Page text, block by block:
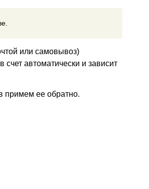
или самовывоз)
автоматически и зависит
примем ее обратно.